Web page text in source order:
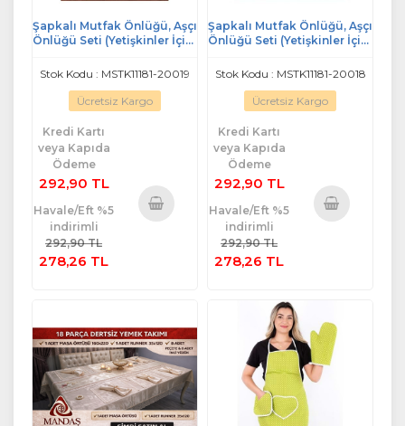
Şapkalı Mutfak Önlüğü, Aşçı
Önlüğü Seti (Yetişkinler İçin)
Stok Kodu : MSTK11181-20019
Ücretsiz Kargo
Kredi Kartı
veya Kapıda
Ödeme
292,90 TL
Havale/Eft %5
indirimli
292,90 TL
278,26 TL
Şapkalı Mutfak Önlüğü, Aşçı
Önlüğü Seti (Yetişkinler İçin)
Stok Kodu : MSTK11181-20018
Ücretsiz Kargo
Kredi Kartı
veya Kapıda
Ödeme
292,90 TL
Havale/Eft %5
indirimli
292,90 TL
278,26 TL